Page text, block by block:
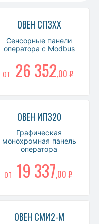
ОВЕН СП3ХХ
Сенсорные панели
оператора с Modbus
ОТ 26 352,00 ₽
ОВЕН ИП320
Графическая
монохромная панель
оператора
ОТ 19 337,00 ₽
ОВЕН СМИ2-М